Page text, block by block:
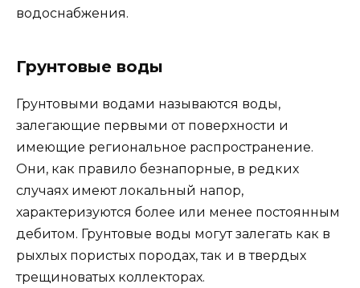
водоснабжения.
Грунтовые воды
Грунтовыми водами называются воды,
залегающие первыми от поверхности и
имеющие региональное распространение.
Они, как правило безнапорные, в редких
случаях имеют локальный напор,
характеризуются более или менее постоянным
дебитом. Грунтовые воды могут залегать как в
рыхлых пористых породах, так и в твердых
трещиноватых коллекторах.